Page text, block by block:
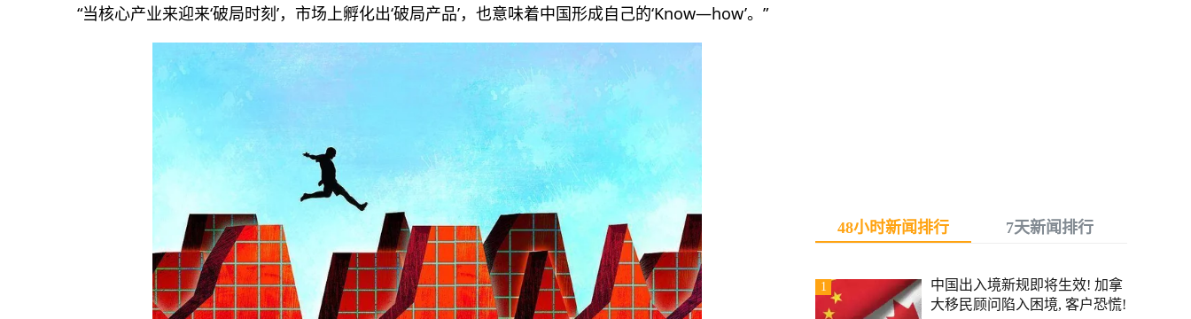
“当核心产业来迎来‘破局时刻’，市场上孵化出‘破局产品’，也意味着中国形成自己的‘Know—how’。”
48小时新闻排行 7天新闻排行
1
中国出入境新规即将生效! 加拿
大移民顾问陷入困境, 客户恐慌!